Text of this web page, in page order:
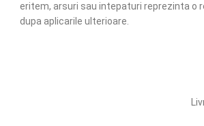
eritem, arsuri sau intepaturi reprezinta o
dupa aplicarile ulterioare.